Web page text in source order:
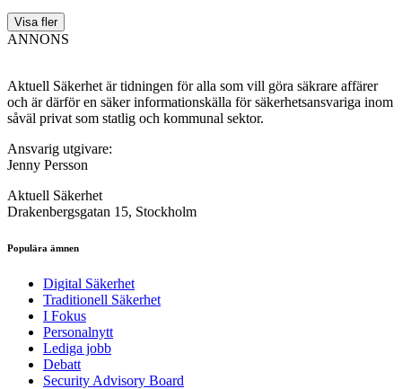
Visa fler
ANNONS
Aktuell Säkerhet är tidningen för alla som vill göra säkrare affärer
och är därför en säker informationskälla för säkerhets­ansvariga inom
såväl privat som statlig och kommunal sektor.
Ansvarig utgivare:
Jenny Persson
Aktuell Säkerhet
Drakenbergsgatan 15, Stockholm
Populära ämnen
Digital Säkerhet
Traditionell Säkerhet
I Fokus
Personalnytt
Lediga jobb
Debatt
Security Advisory Board